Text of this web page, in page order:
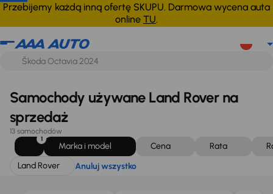
Przebijemy każdą inną ofertę SKUPU. Darmowa wycena auta
online TU.
Land Rover Anuluj wszystko
Samochody używane Land Rover na
sprzedaż
13 samochodów
1
Marka i model Cena Rata
Land Rover
Anuluj wszystko